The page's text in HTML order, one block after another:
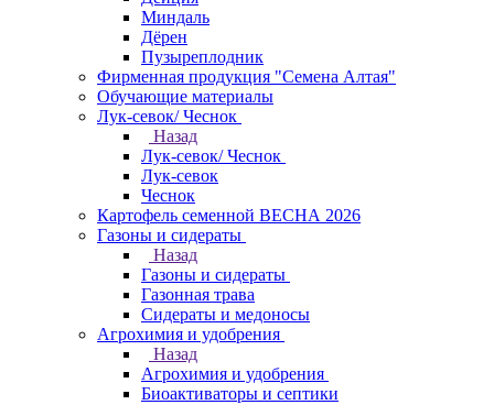
Миндаль
Дёрен
Пузыреплодник
Фирменная продукция "Семена Алтая"
Обучающие материалы
Лук-севок/ Чеснок
Назад
Лук-севок/ Чеснок
Лук-севок
Чеснок
Картофель семенной ВЕСНА 2026
Газоны и сидераты
Назад
Газоны и сидераты
Газонная трава
Сидераты и медоносы
Агрохимия и удобрения
Назад
Агрохимия и удобрения
Биоактиваторы и септики